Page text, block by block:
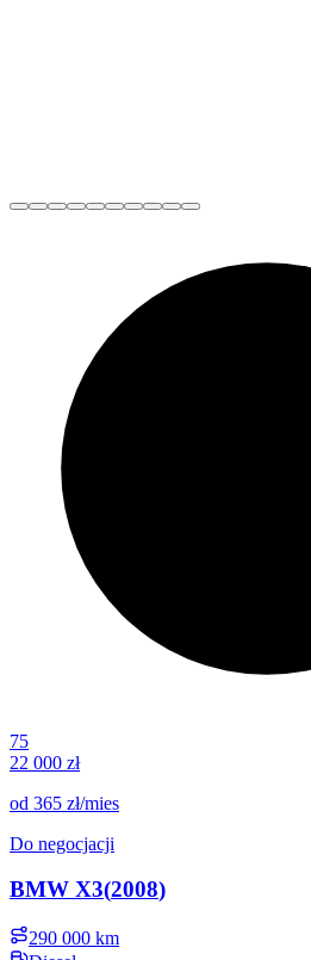
75
22 000 zł
od 365 zł/mies
Do negocjacji
BMW X3(2008)
290 000 km